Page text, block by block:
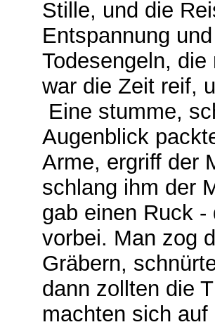
Stille, und die
Entspannung
Todesengeln,
war die Zeit reif,
Eine stumme,
Augenblick
Arme, ergriff der
schlang ihm der
gab einen Ruck -
vorbei. Man zog
Gräbern,
dann zollten die
machten sich